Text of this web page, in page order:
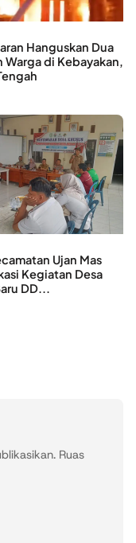
Hanguskan Dua
Warga di Kebayakan,
Ujan Mas
Kegiatan Desa
DD...
Ruas